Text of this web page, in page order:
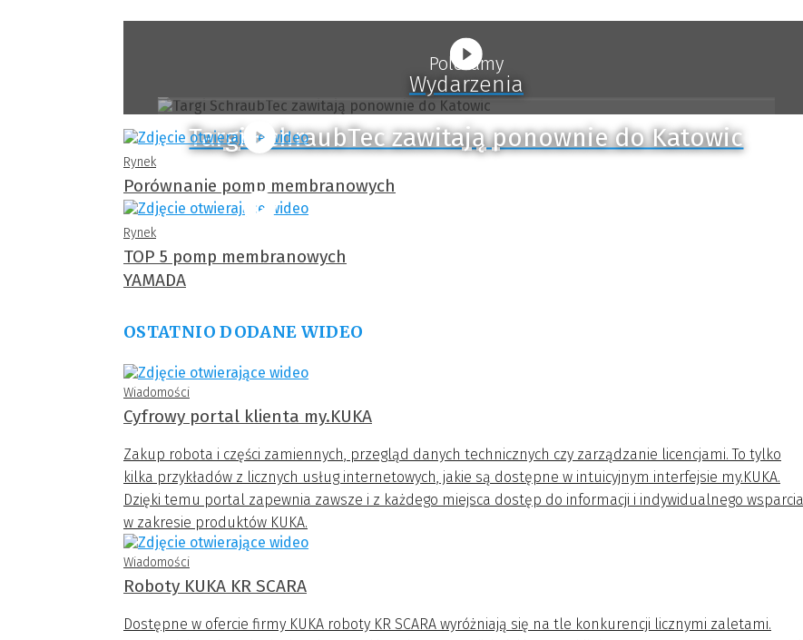
Polecamy
Wydarzenia
Targi SchraubTec zawitają ponownie do Katowic
Rynek
Porównanie pomp membranowych
Rynek
TOP 5 pomp membranowych
YAMADA
OSTATNIO DODANE WIDEO
Wiadomości
Cyfrowy portal klienta my.KUKA
Zakup robota i części zamiennych, przegląd danych technicznych czy zarządzanie licencjami. To tylko
kilka przykładów z licznych usług internetowych, jakie są dostępne w intuicyjnym interfejsie my.KUKA.
Dzięki temu portal zapewnia zawsze i z każdego miejsca dostęp do informacji i indywidualnego wsparcia
w zakresie produktów KUKA.
Dostęp 24/7 do informacji i usług na my.KUKA
Na cyfrowym portalu klienta my.KUKA można łatwo odczytać dane produktów i informacje o dostępności,
bazujących na chmurze np. KUKA Xpert i KUKA Robot Selector.
Wiadomości
Roboty KUKA KR SCARA
Dostępne w ofercie firmy KUKA roboty KR SCARA wyróżniają się na tle konkurencji licznymi zaletami.